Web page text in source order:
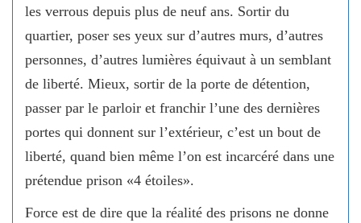
les verrous depuis plus de neuf ans. Sortir du
quartier, poser ses yeux sur d’autres murs, d’autres
personnes, d’autres lumières équivaut à un semblant
de liberté. Mieux, sortir de la porte de détention,
passer par le parloir et franchir l’une des dernières
portes qui donnent sur l’extérieur, c’est un bout de
liberté, quand bien même l’on est incarcéré dans une
prétendue prison «4 étoiles».
Force est de dire que la réalité des prisons ne donne